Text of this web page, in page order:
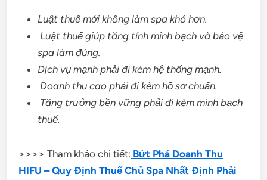
Luật thuế mới không làm spa khó hơn.
Luật thuế giúp tăng tính minh bạch và bảo vệ
spa làm đúng.
Dịch vụ mạnh phải đi kèm hệ thống mạnh.
Doanh thu cao phải đi kèm hồ sơ chuẩn.
Tăng trưởng bền vững phải đi kèm minh bạch
thuế.
>>>> Tham khảo chi tiết: Bứt Phá Doanh Thu
HIFU – Quy Định Thuế Chủ Spa Nhất Định Phải